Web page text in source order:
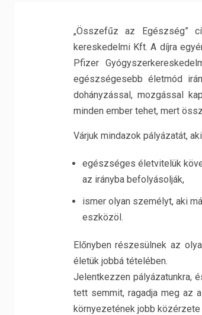
„Összefűz az Egészség”
kereskedelmi Kft. A díjra
Pfizer
egészségesebb életmód
dohányzással, mozgással
minden ember tehet, mert
Várjuk mindazok pályázatát,
egészséges életvitelük
az irányba befolyásolják,
ismer olyan személyt, aki
eszközöl.
Előnyben részesülnek az
életük jobbá tételében.
Jelentkezzen pályázatunkra,
tett semmit, ragadja meg az
környezetének jobb